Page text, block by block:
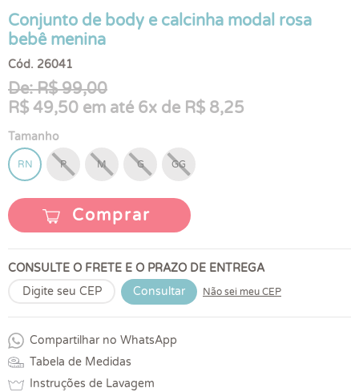
Conjunto de body e calcinha modal rosa
bebê menina
Cód. 26041
De: R$ 99,00
R$ 49,50 em até 6x de R$ 8,25
Tamanho
RN P M G GG
Comprar
CONSULTE O FRETE E O PRAZO DE ENTREGA
Consultar
Não sei meu CEP
Compartilhar no WhatsApp
Tabela de Medidas
Instruções de Lavagem